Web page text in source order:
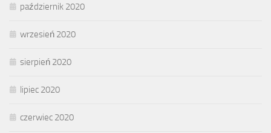
październik 2020
wrzesień 2020
sierpień 2020
lipiec 2020
czerwiec 2020